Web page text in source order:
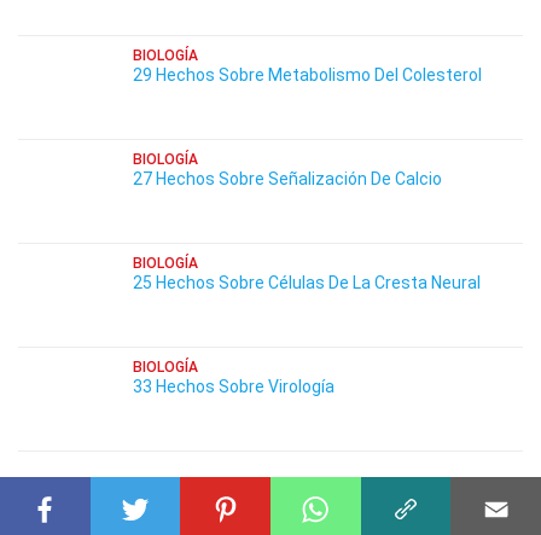
BIOLOGÍA
29 Hechos Sobre Metabolismo Del Colesterol
BIOLOGÍA
27 Hechos Sobre Señalización De Calcio
BIOLOGÍA
25 Hechos Sobre Células De La Cresta Neural
BIOLOGÍA
33 Hechos Sobre Virología